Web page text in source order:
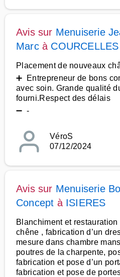
Avis sur Menuiserie
Marcà COURCELLES
Placement de nouveaux
➕ Entrepreneur de bons
avec soin. Grande qualité
fourni.Respect des délais
➖ -
VéroS
07/12/2024
Avis sur Menuiserie
Concept à ISIERES
Blanchiment et
chêne , fabrication d’un
mesure dans chambre
poutres de la charpente,
fabrication et pose d’un
fabrication et pose de